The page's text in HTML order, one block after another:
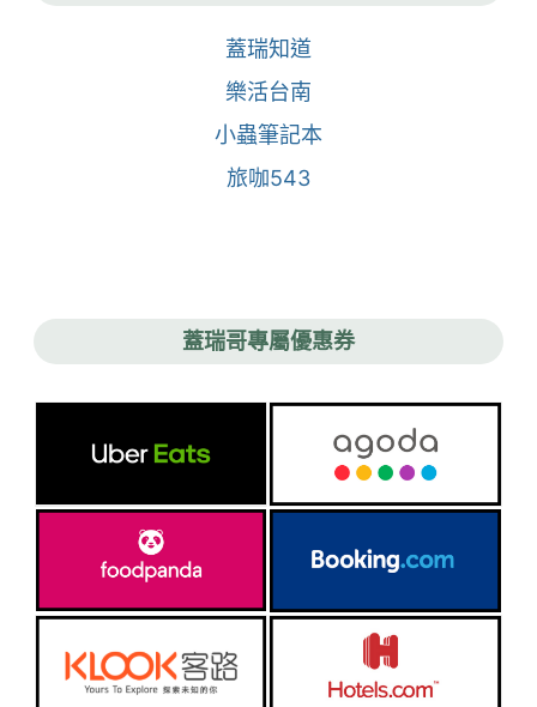
蓋瑞知道
樂活台南
小蟲筆記本
旅咖543
蓋瑞哥專屬優惠券